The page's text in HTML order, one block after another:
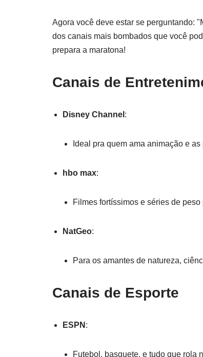
Agora você deve estar se perguntando:
dos canais mais bombados que você
prepara a maratona!
Canais de
Disney Channel :
Ideal pra quem ama animação e
hbo max:
Filmes fortíssimos e séries de
NatGeo:
Para os amantes de natureza,
Canais de Esporte
ESPN :
Futebol, basquete, e tudo que rola